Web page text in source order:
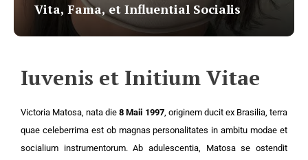
Vita, Fama, et Influential Socialis
Iuvenis et Initium Vitae
Victoria Matosa, nata die8 Maii 1997, originem ducit ex Brasilia, terra
quae celeberrima est ob magnas personalitates in ambitu modae et
socialium instrumentorum. Ab adulescentia, Matosa se ostendit